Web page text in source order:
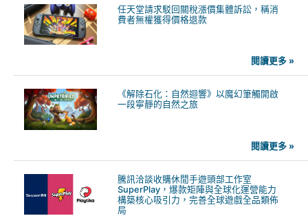
任天堂請求駁回關稅漲價集體訴訟，稱消
費者無權獲得價格退款
閱讀更多 »
《解除石化：自然迴響》以魔幻筆觸開啟
一段寧靜的自然之旅
閱讀更多 »
騰訊洽談收購休閒手遊頭部工作室
SuperPlay，爆款矩陣與全球化運營能力
構築核心吸引力，完善全球遊戲全品類佈
局